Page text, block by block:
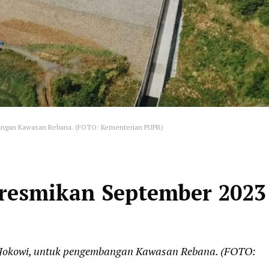
Kawasan Rebana. (FOTO: Kementerian PUPR)
September 2023
untuk pengembangan Kawasan Rebana. (FOTO: